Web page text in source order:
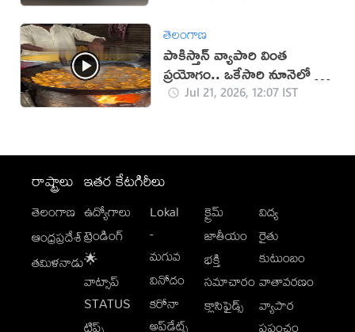
తెలంగాణ
పాకిస్తాన్ వ్యాపారి వింత
ప్రయోగం.. ఒకేసారి నూనెలో టీ,
పకోడీలు!
Jul 21, 2026, 12:07 IST
రాష్ట్రాలు
తెలంగాణ
ఆంధ్రప్రదేశ్
తమిళనాడు
ఇతర కేటగిరీలు
ఉద్యోగాలు
ట్రెండింగ్
🌟
వాట్సాప్
STATUS
Lokal
-
మగువ
వినోదం
కరోనా
అప్‌డేట్స్
క్రైమ్
జాతీయం
భక్తి
సమాచారం
క్లాసిఫైడ్స్
విద్య
రైతు
కుటుంబం
వాతావరణం
వ్యాపార